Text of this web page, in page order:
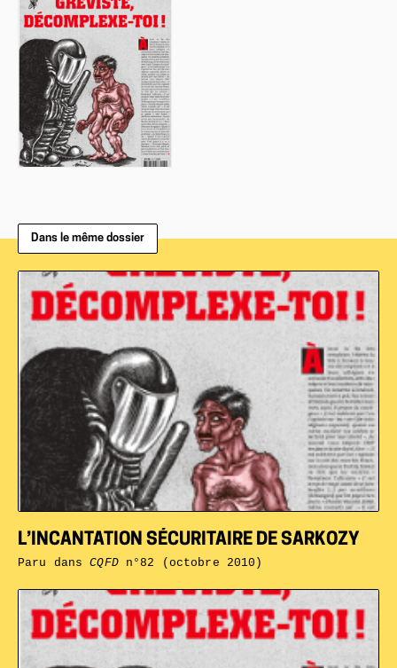
Dans le même dossier
L’INCANTATION SÉCURITAIRE DE SARKOZY
Paru dansCQFDn°82 (octobre 2010)